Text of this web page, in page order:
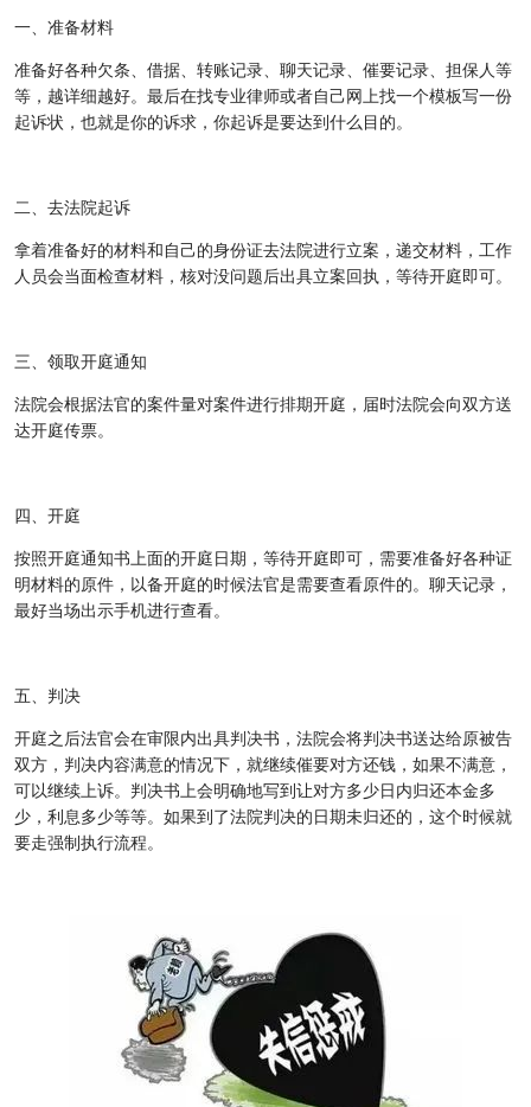
一、准备材料
准备好各种欠条、借据、转账记录、聊天记录、催要记录、担保人等
等，越详细越好。最后在找专业律师或者自己网上找一个模板写一份
起诉状，也就是你的诉求，你起诉是要达到什么目的。
二、去法院起诉
拿着准备好的材料和自己的身份证去法院进行立案，递交材料，工作
人员会当面检查材料，核对没问题后出具立案回执，等待开庭即可。
三、领取开庭通知
法院会根据法官的案件量对案件进行排期开庭，届时法院会向双方送
达开庭传票。
四、开庭
按照开庭通知书上面的开庭日期，等待开庭即可，需要准备好各种证
明材料的原件，以备开庭的时候法官是需要查看原件的。聊天记录，
最好当场出示手机进行查看。
五、判决
开庭之后法官会在审限内出具判决书，法院会将判决书送达给原被告
双方，判决内容满意的情况下，就继续催要对方还钱，如果不满意，
可以继续上诉。判决书上会明确地写到让对方多少日内归还本金多
少，利息多少等等。如果到了法院判决的日期未归还的，这个时候就
要走强制执行流程。